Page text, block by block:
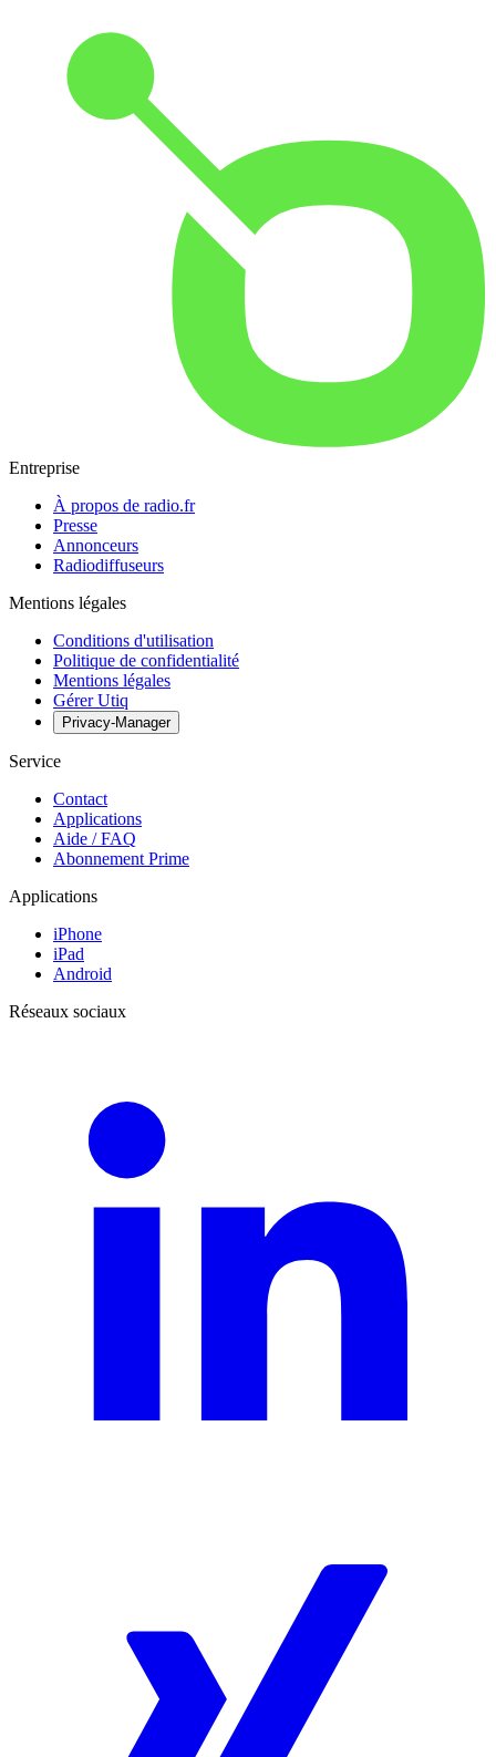
Entreprise
À propos de radio.fr
Presse
Annonceurs
Radiodiffuseurs
Mentions légales
Conditions d'utilisation
Politique de confidentialité
Mentions légales
Gérer Utiq
Privacy-Manager
Service
Contact
Applications
Aide / FAQ
Abonnement Prime
Applications
iPhone
iPad
Android
Réseaux sociaux